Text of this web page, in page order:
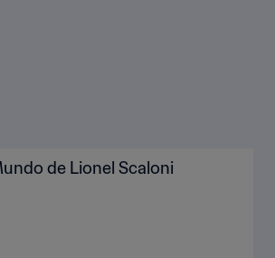
de Lionel Scaloni